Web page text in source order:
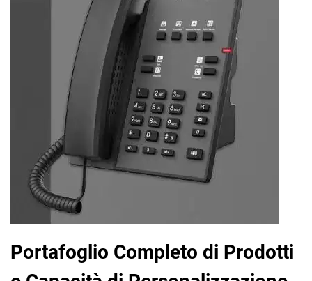
Portafoglio Completo di Prodotti